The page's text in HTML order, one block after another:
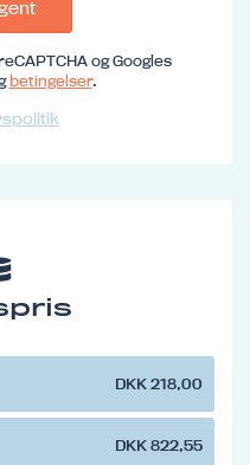
og Googles
betingelser.
DKK 218,00
DKK 822,55